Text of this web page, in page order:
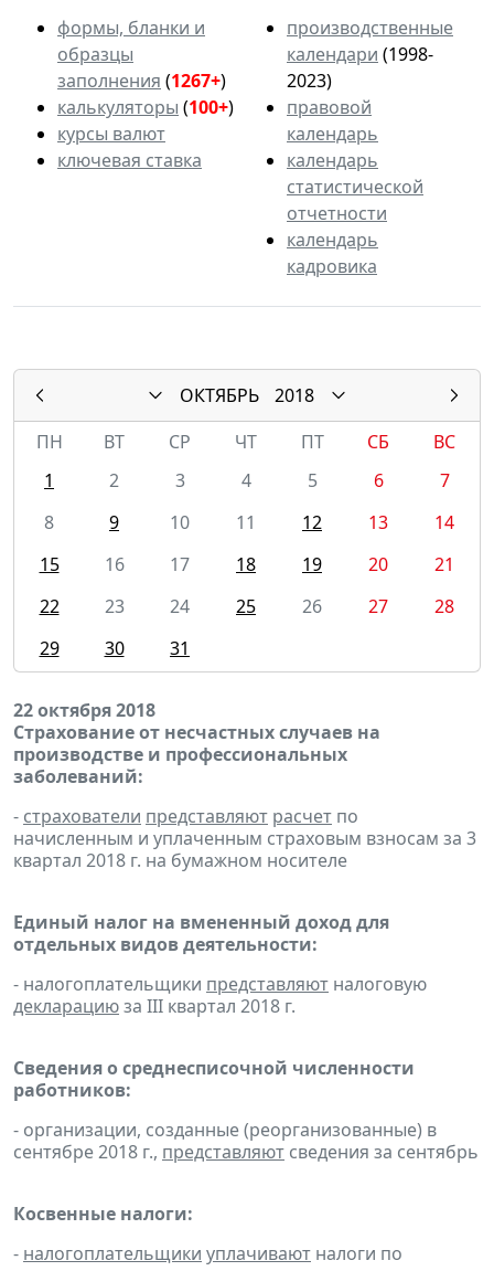
формы, бланки и
образцы
заполнения (1267+)
калькуляторы (100+)
курсы валют
ключевая ставка
производственные
календари (1998-
2023)
правовой
календарь
календарь
статистической
отчетности
календарь
кадровика
ОКТЯБРЬ
2018
ПН
ВТ СР ЧТ ПТ СБ
ВС
1
2 3 4 5 6
7
8
9 10 11 12 13
14
15
16 17 18 19 20
21
22
23 24 25 26 27
28
29
30 31
22 октября 2018
Страхование от несчастных случаев на
производстве и профессиональных
заболеваний:
- страхователи представляют расчет по
начисленным и уплаченным страховым взносам за 3
квартал 2018 г. на бумажном носителе
Единый налог на вмененный доход для
отдельных видов деятельности:
- налогоплательщики представляют налоговую
декларациюза III квартал 2018 г.
Сведения о среднесписочной численности
работников:
- организации, созданные (реорганизованные) в
сентябре 2018 г., представляют сведения за сентябрь
Косвенные налоги:
- налогоплательщики уплачивают налоги по